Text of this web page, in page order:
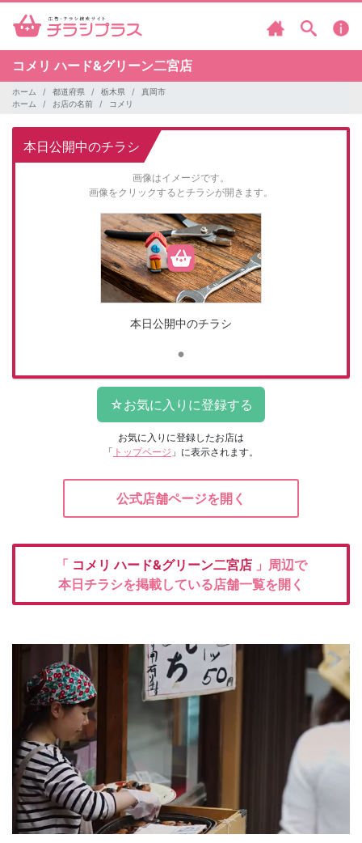
コメリハード&グリーン二宮店
ホーム 都道府県 栃木県
真岡市
ホーム
お店の名前 コメリ
本日公開中のチラシ
画像はイメージです。
画像をクリックするとチラシが開きます。
本日公開中のチラシ
お気に入りに登録したお店は
「 トップページ 」に表示されます。
公式店舗ページを開く
「 コメリハード&グリーン二宮店 」周辺で
本日チラシを掲載している店舗一覧を開く